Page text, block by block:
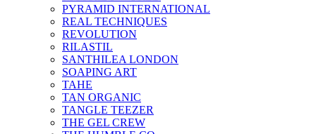
PYRAMID INTERNATIONAL
REAL TECHNIQUES
REVOLUTION
RILASTIL
SANTHILEA LONDON
SOAPING ART
TAHE
TAN ORGANIC
TANGLE TEEZER
THE GEL CREW